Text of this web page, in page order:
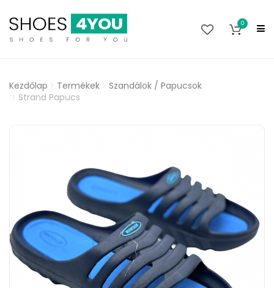
0
Kezdőlap Termékek
Szandálok / Papucsok
Strand Papucs